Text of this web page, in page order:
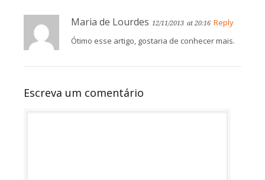
Maria de Lourdes 12/11/2013 at 20:16 Reply
Ótimo esse artigo, gostaria de conhecer mais.
Escreva um comentário